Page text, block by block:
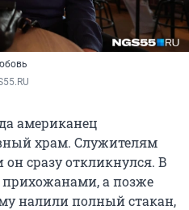
американец
храм. Служителям
сразу откликнулся. В
прихожанами, а позже
налили полный стакан,